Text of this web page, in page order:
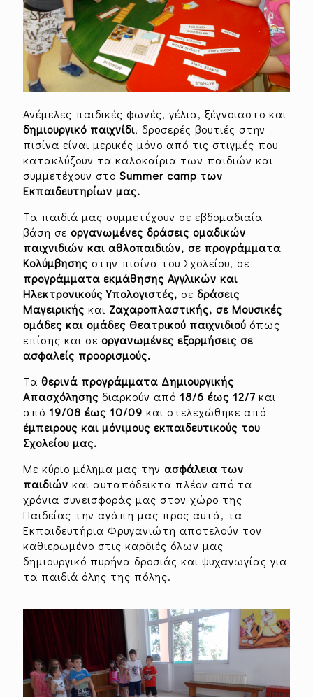
Ανέμελες παιδικές φωνές, γέλια, ξέγνοιαστο και
δημιουργικό παιχνίδι, δροσερές βουτιές στην
πισίνα είναι μερικές μόνο από τις στιγμές που
κατακλύζουν τα καλοκαίρια των παιδιών και
συμμετέχουν στο Summer camp των
Εκπαιδευτηρίων μας.
Τα παιδιά μας συμμετέχουν σε εβδομαδιαία
βάση σε οργανωμένες δράσεις ομαδικών
παιχνιδιών και αθλοπαιδιών, σε προγράμματα
Κολύμβησης στην πισίνα του Σχολείου, σε
προγράμματα εκμάθησης Αγγλικών και
Ηλεκτρονικούς Υπολογιστές, σε δράσεις
Μαγειρικής και Ζαχαροπλαστικής, σε Μουσικές
ομάδες και ομάδες Θεατρικού παιχνιδιού όπως
επίσης και σε οργανωμένες εξορμήσεις σε
ασφαλείς προορισμούς.
Τα θερινά προγράμματα Δημιουργικής
Απασχόλησης διαρκούν από 18/6 έως 12/7και
από 19/08 έως 10/09 και στελεχώθηκε από
έμπειρους και μόνιμους εκπαιδευτικούς του
Σχολείου μας.
Με κύριο μέλημα μας την ασφάλεια των
παιδιών και αυταπόδεικτα πλέον από τα
χρόνια συνεισφοράς μας στον χώρο της
Παιδείας την αγάπη μας προς αυτά, τα
Εκπαιδευτήρια Φρυγανιώτη αποτελούν τον
καθιερωμένο στις καρδιές όλων μας
δημιουργικό πυρήνα δροσιάς και ψυχαγωγίας για
τα παιδιά όλης της πόλης.